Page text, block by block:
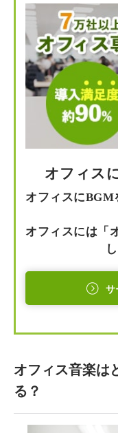
オフィス
オフィスにBGM
オフィスには「
サ
オフィス音楽は
る？